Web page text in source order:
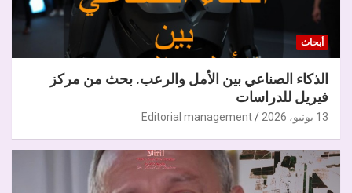
أبحاث
الذكاء الصناعي بين الأمل والرعب. بحث من مركز
فيريل للدراسات
13 يونيو، 2026 Editorial management